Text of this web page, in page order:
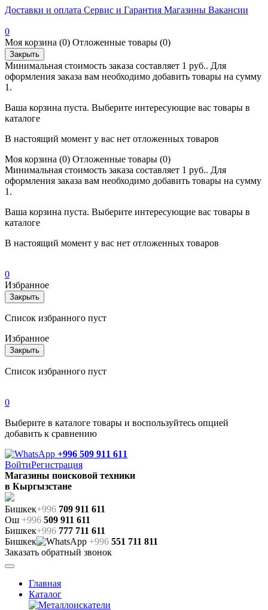
Доставки и оплата Сервис и Гарантия Магазины Вакансии
0
Моя корзина (0) Отложенные товары (0)
Закрыть
Минимальная стоимость заказа составляет 1 руб.. Для
оформления заказа вам необходимо добавить товары на сумму
1.
Ваша корзина пуста. Выберите интересующие вас товары в
каталоге
В настоящий момент у вас нет отложенных товаров
Моя корзина (0) Отложенные товары (0)
Минимальная стоимость заказа составляет 1 руб.. Для
оформления заказа вам необходимо добавить товары на сумму
1.
Ваша корзина пуста. Выберите интересующие вас товары в
каталоге
В настоящий момент у вас нет отложенных товаров
0
Избранное
Закрыть
Список избранного пуст
Избранное
Закрыть
Список избранного пуст
0
Выберите в каталоге товары и воспользуйтесь опцией
добавить к сравнению
+996 509 911 611
ВойтиРегистрация
Магазины поисковой техники
в Кыргызстане
Бишкек+996 709 911 611
Ош +996 509 911 611
Бишкек+996 777 711 611
Бишкек
+996 551 711 811
Заказать обратный звонок
Главная
Каталог